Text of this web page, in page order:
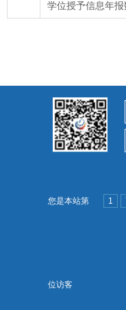
学位授予信息年
您是本站第 1
位访客